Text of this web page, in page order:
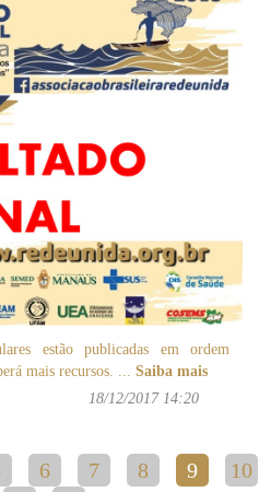
estão publicadas em ordem
mais recursos. ... Saiba mais
18/12/2017 14:20
6 7 8 9
10